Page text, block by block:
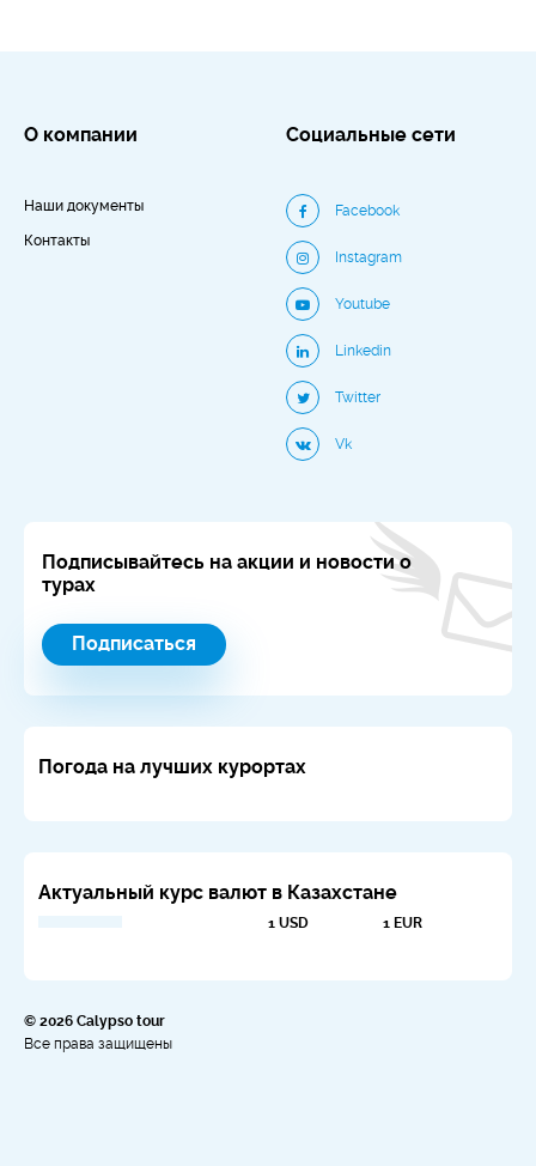
О компании
Наши документы
Контакты
Социальные сети
Facebook
Instagram
Youtube
Linkedin
Twitter
Vk
Подписывайтесь на акции и новости о
турах
Подписаться
Погода на лучших курортах
Актуальный курс валют в Казахстане
1 USD 1 EUR
© 2026 Calypso tour
Все права защищены